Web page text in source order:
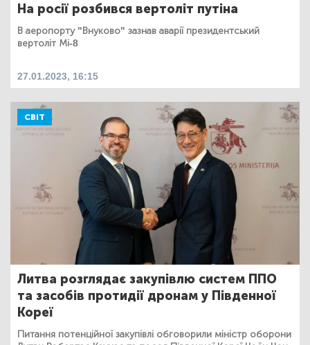
На росії розбився вертоліт путіна
В аеропорту "Внуково" зазнав аварії президентський
вертоліт Мі-8
27.01.2023, 16:15
СВІТ
Литва розглядає закупівлю систем ППО
та засобів протидії дронам у Південної
Кореї
Питання потенційної закупівлі обговорили міністр оборони